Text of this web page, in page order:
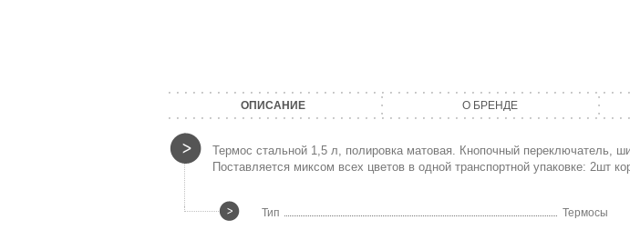
ОПИСАНИЕ О БРЕНДЕ
Термос стальной 1,5 л, полировка матовая. Кнопочный переключатель,
Поставляется миксом всех цветов в одной транспортной упаковке: 2шт
Тип Термосы